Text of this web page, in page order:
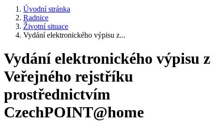
Úvodní stránka
Radnice
Životní situace
Vydání elektronického výpisu z...
Vydání elektronického výpisu z
Veřejného rejstříku
prostřednictvím
CzechPOINT@home